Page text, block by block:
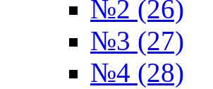
№2 (26)
№3 (27)
№4 (28)